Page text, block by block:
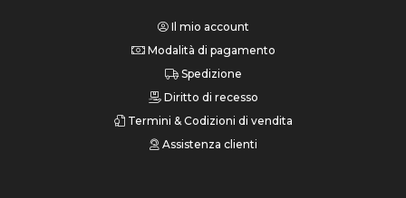
Il mio account
Modalità di pagamento
Spedizione
Diritto di recesso
Termini & Codizioni di vendita
Assistenza clienti